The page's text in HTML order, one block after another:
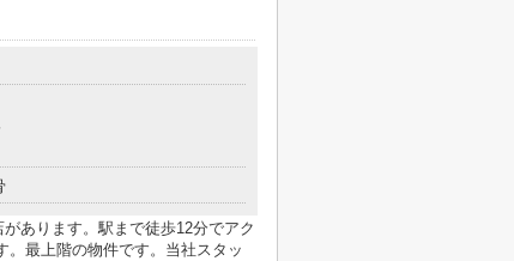
あります。駅まで徒歩12分でアク
。最上階の物件です。当社スタッ